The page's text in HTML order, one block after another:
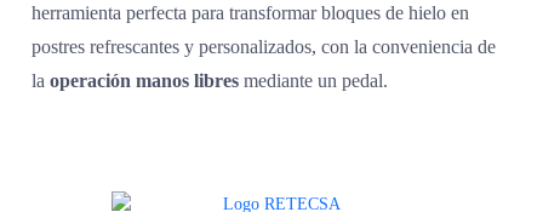
herramienta perfecta para transformar bloques de hielo en
postres refrescantes y personalizados, con la conveniencia de
laoperación manos libres mediante un pedal.